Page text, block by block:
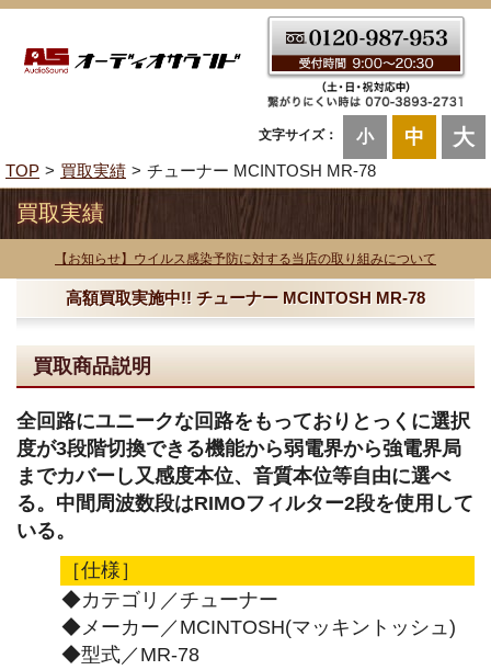
文字サイズ： 小 中 大
TOP 買取実績 チューナー MCINTOSH MR-78
買取実績
【お知らせ】ウイルス感染予防に対する当店の取り組みについて
高額買取実施中!! チューナー MCINTOSH MR-78
買取商品説明
全回路にユニークな回路をもっておりとっくに選択
度が3段階切換できる機能から弱電界から強電界局
までカバーし又感度本位、音質本位等自由に選べ
る。中間周波数段はRIMOフィルター2段を使用して
いる。
［仕様］
◆カテゴリ／チューナー
◆メーカー／MCINTOSH(マッキントッシュ)
◆型式／MR-78